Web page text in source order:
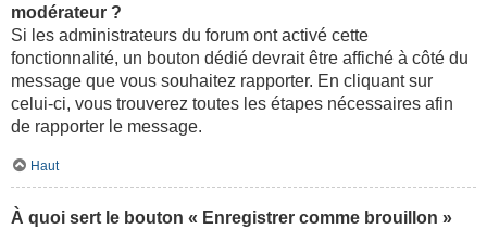
modérateur ?
Si les administrateurs du forum ont activé cette
fonctionnalité, un bouton dédié devrait être affiché à côté du
message que vous souhaitez rapporter. En cliquant sur
celui-ci, vous trouverez toutes les étapes nécessaires afin
de rapporter le message.
Haut
À quoi sert le bouton « Enregistrer comme brouillon »